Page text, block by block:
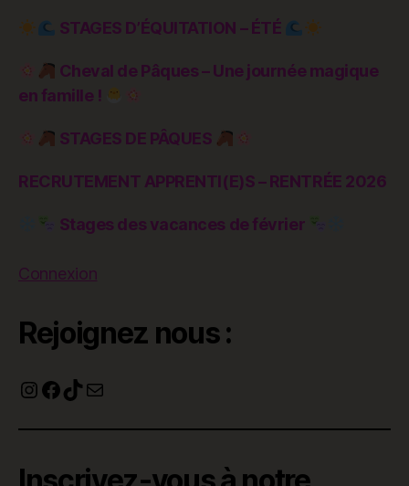
STAGES D’ÉQUITATION – ÉTÉ
Cheval de Pâques – Une journée magique
en famille !
STAGES DE PÂQUES
RECRUTEMENT APPRENTI(E)S – RENTRÉE 2026
Stages des vacances de février
Connexion
Rejoignez nous :
Instagram
Facebook
TikTok
E-mail